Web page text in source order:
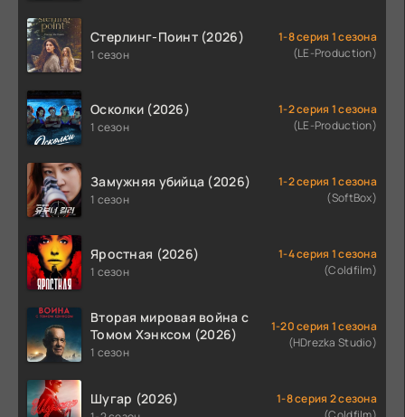
Стерлинг-Поинт (2026)
1 сезон
1-8 серия 1 сезона
(LE-Production)
Осколки (2026)
1 сезон
1-2 серия 1 сезона
(LE-Production)
Замужняя убийца (2026)
1 сезон
1-2 серия 1 сезона
(SoftBox)
Яростная (2026)
1 сезон
1-4 серия 1 сезона
(Coldfilm)
Вторая мировая война с
Томом Хэнксом (2026)
1 сезон
1-20 серия 1 сезона
(HDrezka Studio)
Шугар (2026)
1-8 серия 2 сезона